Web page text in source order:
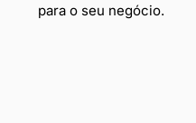
para o seu negócio.